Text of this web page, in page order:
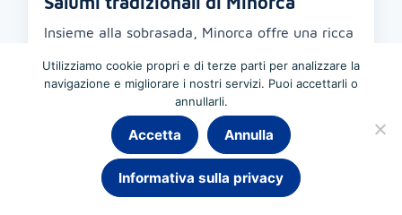
Insieme alla sobrasada, Minorca offre una ricca
varietà di salumi artigianali molto legati alla
cucina di casa e alle macellazioni tradizionali:
Carn-i-xulla: salume secco a base di carne
magra e lardo, dal gusto intenso e molto
caratteristico.
Butifarras: si trovano fresche o stagionate e
Utilizziamo cookie propri e di terze parti per analizzare la
navigazione e migliorare i nostri servizi. Puoi accettarli o
annullarli.
Accetta Annulla
Informativa sulla privacy